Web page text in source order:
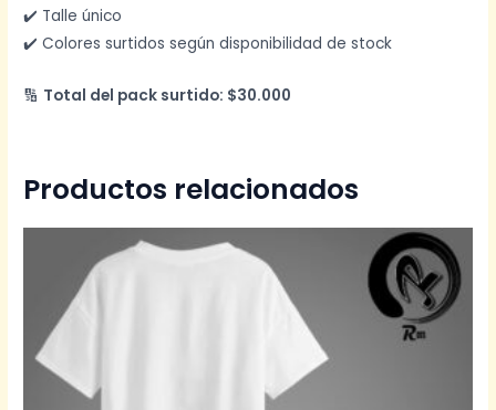
✔️ Talle único
✔️ Colores surtidos según disponibilidad de stock
🔢 Total del pack surtido: $30.000
Productos relacionados